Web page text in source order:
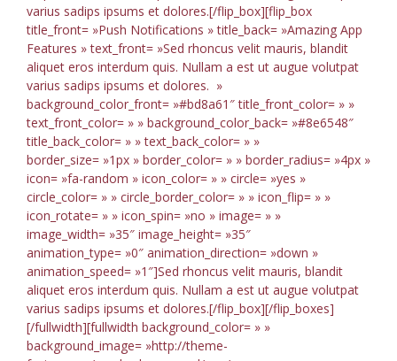
varius sadips ipsums et dolores.[/flip_box][flip_box
title_front= »Push Notifications » title_back= »Amazing App
Features » text_front= »Sed rhoncus velit mauris, blandit
aliquet eros interdum quis. Nullam a est ut augue volutpat
varius sadips ipsums et dolores. »
background_color_front= »#bd8a61″ title_front_color= » »
text_front_color= » » background_color_back= »#8e6548″
title_back_color= » » text_back_color= » »
border_size= »1px » border_color= » » border_radius= »4px »
icon= »fa-random » icon_color= » » circle= »yes »
circle_color= » » circle_border_color= » » icon_flip= » »
icon_rotate= » » icon_spin= »no » image= » »
image_width= »35″ image_height= »35″
animation_type= »0″ animation_direction= »down »
animation_speed= »1″]Sed rhoncus velit mauris, blandit
aliquet eros interdum quis. Nullam a est ut augue volutpat
varius sadips ipsums et dolores.[/flip_box][/flip_boxes]
[/fullwidth][fullwidth background_color= » »
background_image= »http://theme-